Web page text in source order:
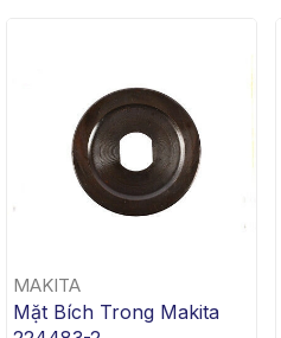
MAKITA
Mặt Bích Trong Makita